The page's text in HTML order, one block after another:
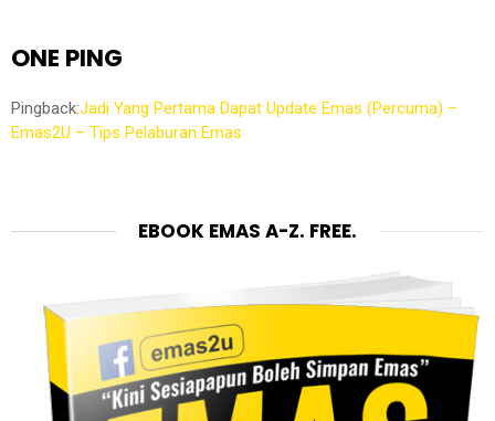
ONE PING
Pingback:Jadi Yang Pertama Dapat Update Emas (Percuma) –
Emas2U – Tips Pelaburan Emas
EBOOK EMAS A-Z. FREE.